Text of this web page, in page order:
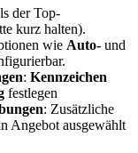
der Top-
kurz halten).
wie Auto- und
: Kennzeichen
festlegen
: Zusätzliche
Angebot ausgewählt